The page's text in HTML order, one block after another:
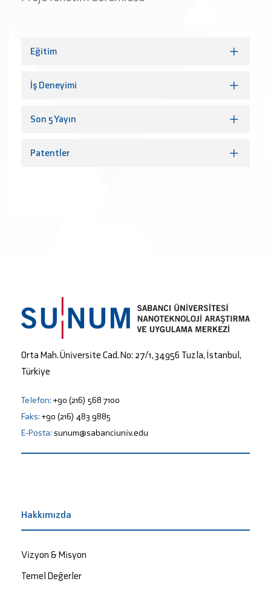
Eğitim
İş Deneyimi
Son 5 Yayın
Patentler
Orta Mah. Üniversite Cad. No: 27/1, 34956 Tuzla, İstanbul,
Türkiye
Telefon: +90 (216) 568 7100
Faks: +90 (216) 483 9885
E-Posta: sunum@sabanciuniv.edu
Hakkımızda
Vizyon & Misyon
Temel Değerler